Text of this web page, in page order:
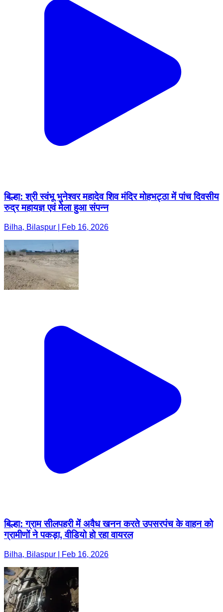
बिल्हा: श्री स्वंभू भुनेश्वर महादेव शिव मंदिर मोहभट्ठा में पांच दिवसीय
रुद्र महायज्ञ एवं मेला हुआ संपन्न
Bilha, Bilaspur | Feb 16, 2026
बिल्हा: ग्राम सीलपहरी में अवैध खनन करते उपसरपंच के वाहन को
ग्रामीणों ने पकड़ा, वीडियो हो रहा वायरल
Bilha, Bilaspur | Feb 16, 2026